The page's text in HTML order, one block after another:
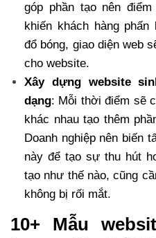
góp phần tạo nên
khiến khách hàng
đổ bóng, giao diện web
cho website.
Xây dựng website
dạng: Mỗi thời điểm sẽ
khác nhau tạo thêm
Doanh nghiệp nên biến
này để tạo sự thu hút
tạo như thế nào, cũng
không bị rối mắt.
10+ Mẫu